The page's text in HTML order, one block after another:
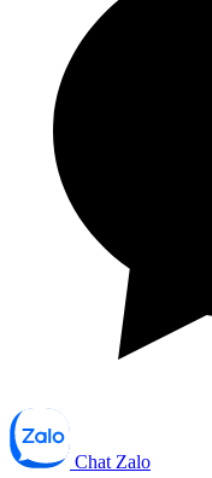
Chat Zalo